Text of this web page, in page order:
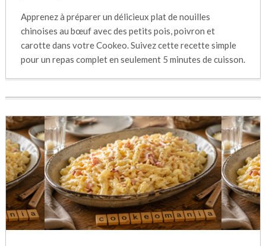
Apprenez à préparer un délicieux plat de nouilles
chinoises au bœuf avec des petits pois, poivron et
carotte dans votre Cookeo. Suivez cette recette simple
pour un repas complet en seulement 5 minutes de cuisson.